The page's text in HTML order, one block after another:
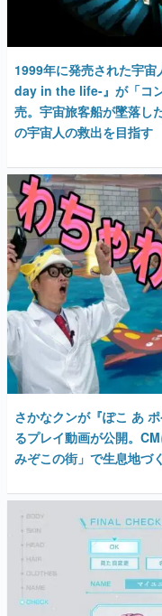
1999年に発売された宇
day in the life-』が「コ
売。宇宙旅客船が墜落し
の宇宙人の救出を目指す
さかなクンが『ぽこ あ
るプレイ動画が公開。
みぞこの街」で生息地づ